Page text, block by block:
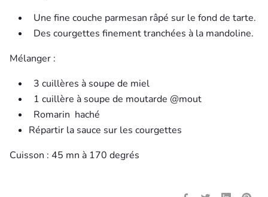
Une fine couche parmesan râpé sur le fond de tarte.
Des courgettes finement tranchées à la mandoline.
Mélanger :
3 cuillères à soupe de miel
1 cuillère à soupe de moutarde @mout
Romarin haché
Répartir la sauce sur les courgettes
Cuisson : 45 mn à 170 degrés